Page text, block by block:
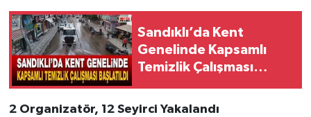
Sandıklı’da Kent
Genelinde Kapsamlı
Temizlik Çalışması
2 Organizatör, 12 Seyirci Yakalandı